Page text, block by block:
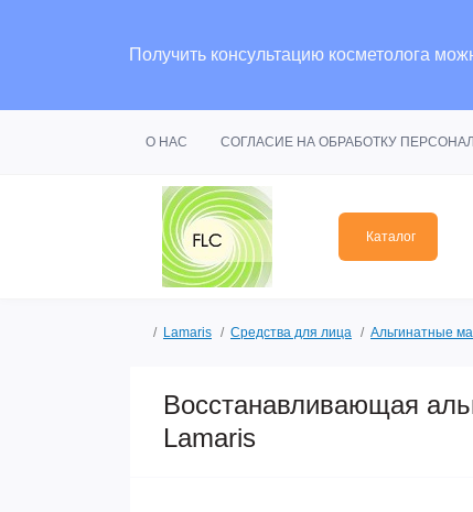
Получить консультацию косметолога
О НАС СОГЛАСИЕ НА ОБРАБОТКУ
Каталог
Lamaris Средства для лица Альгинатные
Восстанавливающая
Lamaris